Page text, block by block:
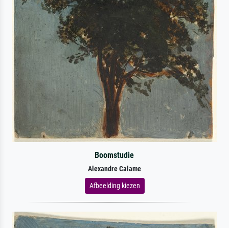
Boomstudie
Alexandre Calame
Afbeelding kiezen